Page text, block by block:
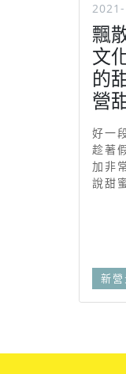
飄
文
的
營
好一
趁著
加非
說甜
新